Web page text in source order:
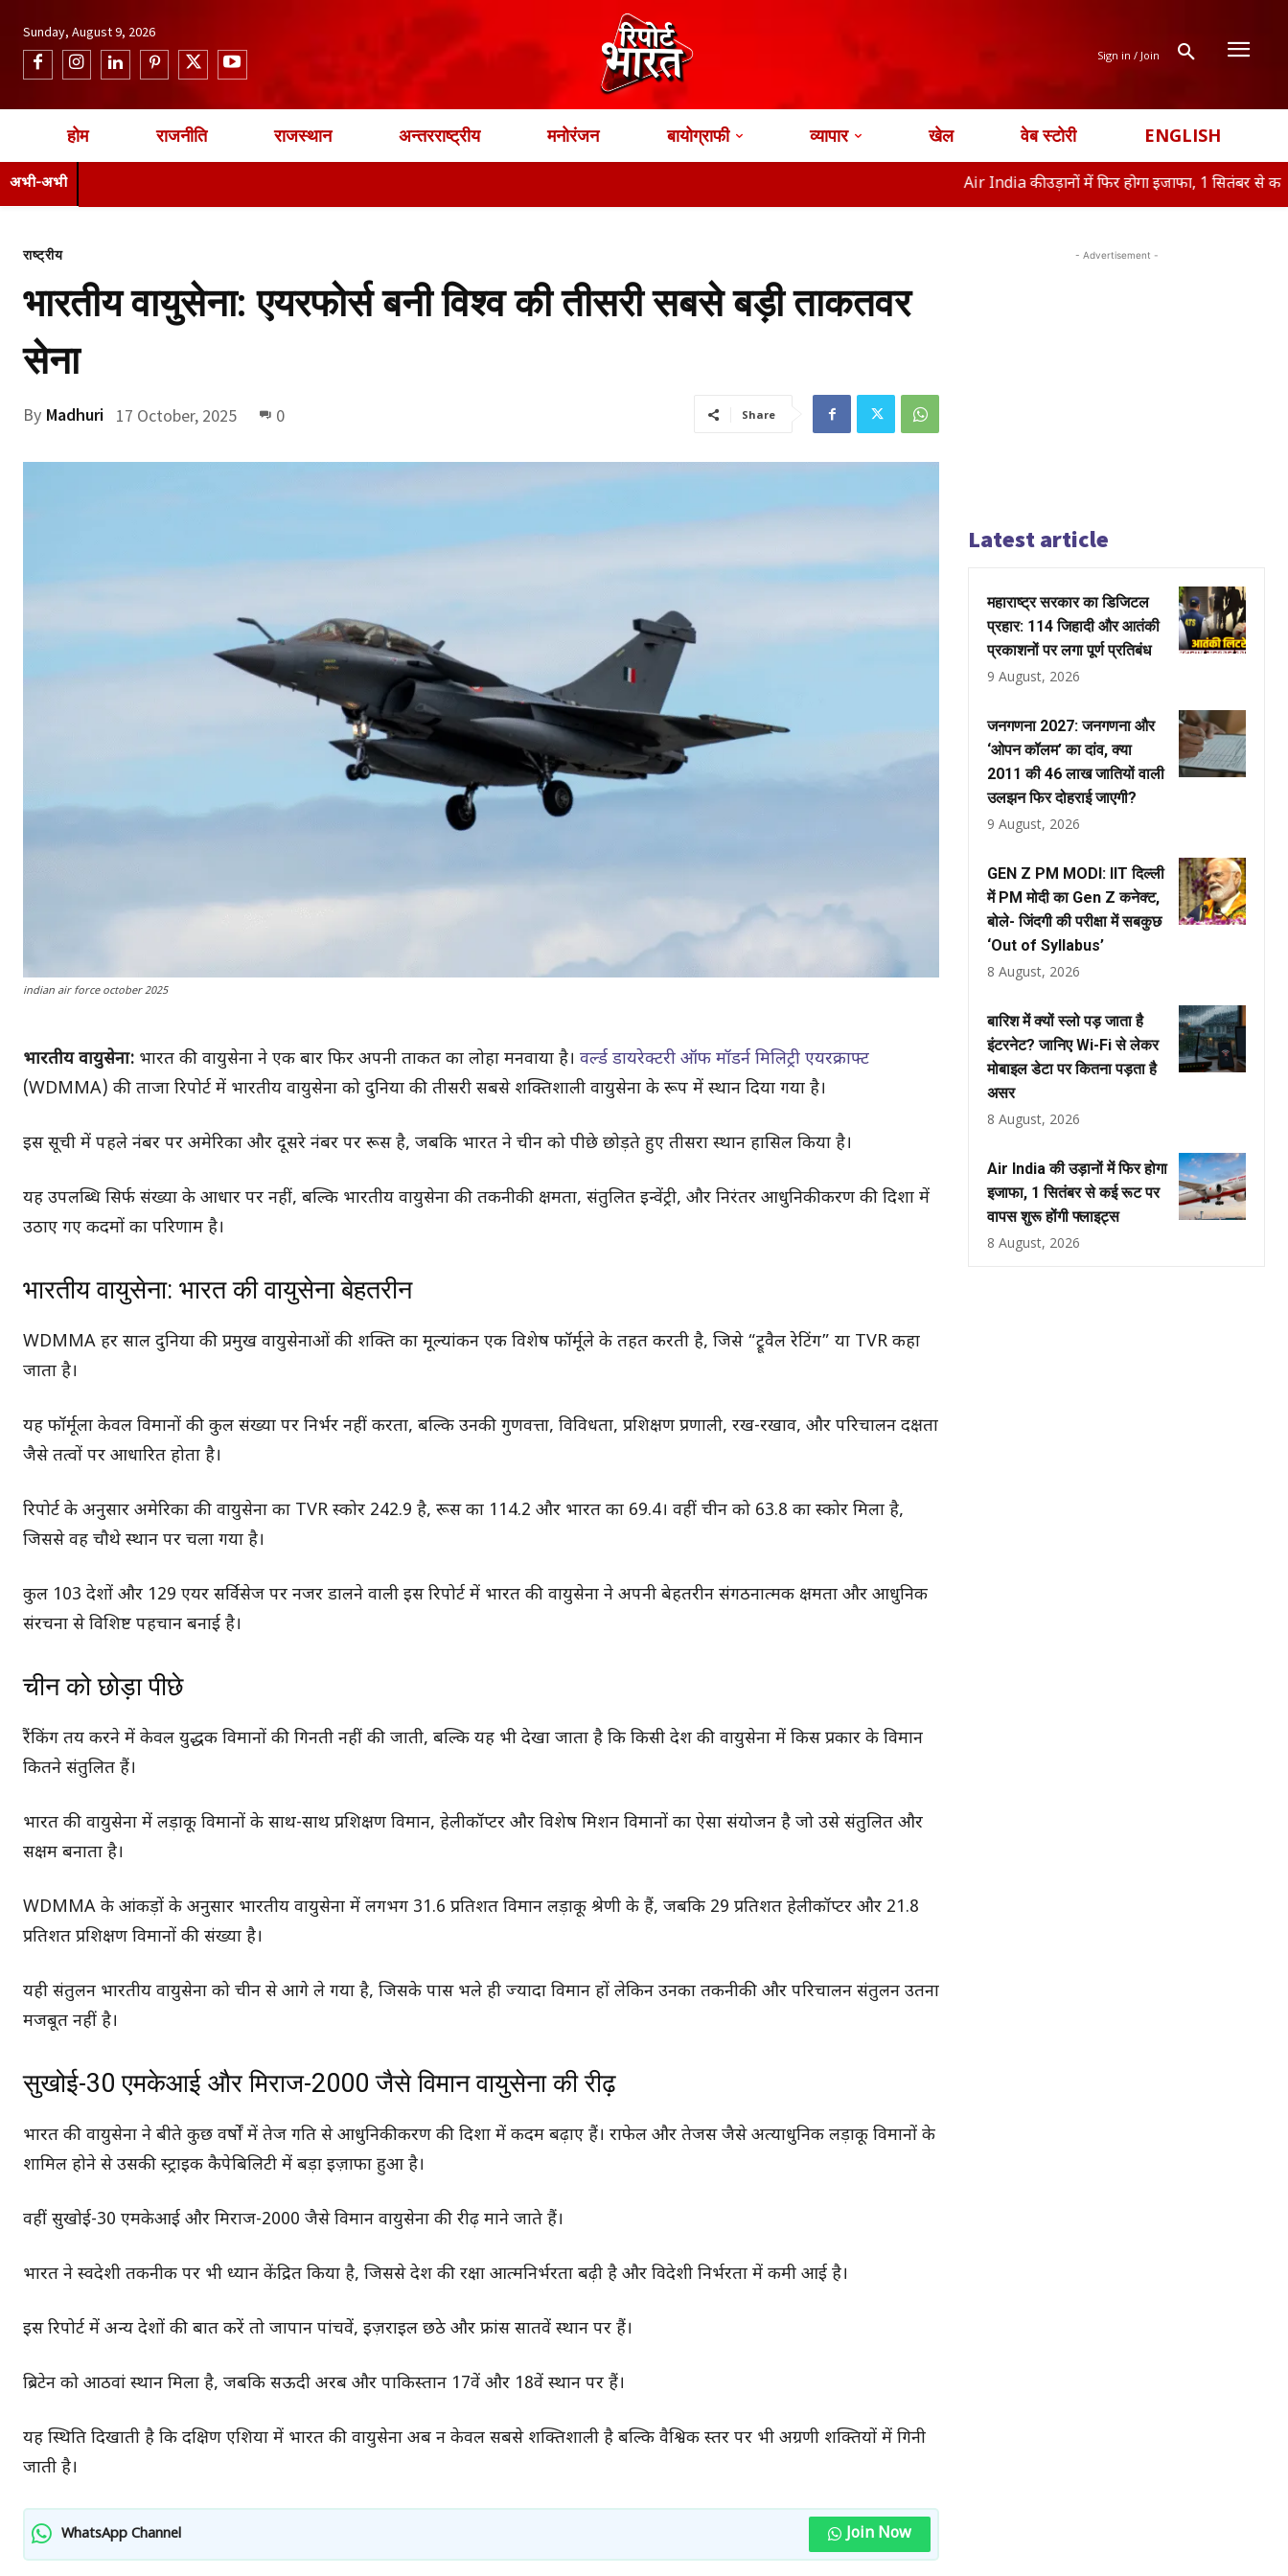
Sunday, August 9, 2026
Sign in / Join
होम राजनीति राजस्थान अन्तरराष्ट्रीय मनोरंजन बायोग्राफी व्यापार खेल वेब स्टोरी ENGLISH
अभी-अभी Air India की उड़ानों में फिर होगा इजाफा, 1 सितंबर से क ऑफिस
राष्ट्रीय
भारतीय वायुसेना: एयरफोर्स बनी विश्व की तीसरी सबसे बड़ी ताकतवर
सेना
By Madhuri 17 October, 2025 0 Share
indian air force october 2025
भारतीय वायुसेना: भारत की वायुसेना ने एक बार फिर अपनी ताकत का लोहा मनवाया है। वर्ल्ड डायरेक्टरी ऑफ मॉडर्न मिलिट्री एयरक्राफ्ट
(WDMMA) की ताजा रिपोर्ट में भारतीय वायुसेना को दुनिया की तीसरी सबसे शक्तिशाली वायुसेना के रूप में स्थान दिया गया है।
इस सूची में पहले नंबर पर अमेरिका और दूसरे नंबर पर रूस है, जबकि भारत ने चीन को पीछे छोड़ते हुए तीसरा स्थान हासिल किया है।
यह उपलब्धि सिर्फ संख्या के आधार पर नहीं, बल्कि भारतीय वायुसेना की तकनीकी क्षमता, संतुलित इन्वेंट्री, और निरंतर आधुनिकीकरण की दिशा में
उठाए गए कदमों का परिणाम है।
भारतीय वायुसेना: भारत की वायुसेना बेहतरीन
WDMMA हर साल दुनिया की प्रमुख वायुसेनाओं की शक्ति का मूल्यांकन एक विशेष फॉर्मूले के तहत करती है, जिसे “ट्रूवैल रेटिंग” या TVR कहा
जाता है।
यह फॉर्मूला केवल विमानों की कुल संख्या पर निर्भर नहीं करता, बल्कि उनकी गुणवत्ता, विविधता, प्रशिक्षण प्रणाली, रख-रखाव, और परिचालन दक्षता
जैसे तत्वों पर आधारित होता है।
रिपोर्ट के अनुसार अमेरिका की वायुसेना का TVR स्कोर 242.9 है, रूस का 114.2 और भारत का 69.4। वहीं चीन को 63.8 का स्कोर मिला है,
जिससे वह चौथे स्थान पर चला गया है।
कुल 103 देशों और 129 एयर सर्विसेज पर नजर डालने वाली इस रिपोर्ट में भारत की वायुसेना ने अपनी बेहतरीन संगठनात्मक क्षमता और आधुनिक
संरचना से विशिष्ट पहचान बनाई है।
चीन को छोड़ा पीछे
रैंकिंग तय करने में केवल युद्धक विमानों की गिनती नहीं की जाती, बल्कि यह भी देखा जाता है कि किसी देश की वायुसेना में किस प्रकार के विमान
कितने संतुलित हैं।
भारत की वायुसेना में लड़ाकू विमानों के साथ-साथ प्रशिक्षण विमान, हेलीकॉप्टर और विशेष मिशन विमानों का ऐसा संयोजन है जो उसे संतुलित और
सक्षम बनाता है।
WDMMA के आंकड़ों के अनुसार भारतीय वायुसेना में लगभग 31.6 प्रतिशत विमान लड़ाकू श्रेणी के हैं, जबकि 29 प्रतिशत हेलीकॉप्टर और 21.8
प्रतिशत प्रशिक्षण विमानों की संख्या है।
यही संतुलन भारतीय वायुसेना को चीन से आगे ले गया है, जिसके पास भले ही ज्यादा विमान हों लेकिन उनका तकनीकी और परिचालन संतुलन उतना
मजबूत नहीं है।
सुखोई-30 एमकेआई और मिराज-2000 जैसे विमान वायुसेना की रीढ़
भारत की वायुसेना ने बीते कुछ वर्षों में तेज गति से आधुनिकीकरण की दिशा में कदम बढ़ाए हैं। राफेल और तेजस जैसे अत्याधुनिक लड़ाकू विमानों के
शामिल होने से उसकी स्ट्राइक कैपेबिलिटी में बड़ा इज़ाफा हुआ है।
वहीं सुखोई-30 एमकेआई और मिराज-2000 जैसे विमान वायुसेना की रीढ़ माने जाते हैं।
भारत ने स्वदेशी तकनीक पर भी ध्यान केंद्रित किया है, जिससे देश की रक्षा आत्मनिर्भरता बढ़ी है और विदेशी निर्भरता में कमी आई है।
इस रिपोर्ट में अन्य देशों की बात करें तो जापान पांचवें, इज़राइल छठे और फ्रांस सातवें स्थान पर हैं।
ब्रिटेन को आठवां स्थान मिला है, जबकि सऊदी अरब और पाकिस्तान 17वें और 18वें स्थान पर हैं।
यह स्थिति दिखाती है कि दक्षिण एशिया में भारत की वायुसेना अब न केवल सबसे शक्तिशाली है बल्कि वैश्विक स्तर पर भी अग्रणी शक्तियों में गिनी
जाती है।
WhatsApp Channel Join Now
- Advertisement -
Latest article
महाराष्ट्र सरकार का डिजिटल
प्रहार: 114 जिहादी और आतंकी
प्रकाशनों पर लगा पूर्ण प्रतिबंध
9 August, 2026
जनगणना 2027: जनगणना और
‘ओपन कॉलम’ का दांव, क्या
2011 की 46 लाख जातियों वाली
उलझन फिर दोहराई जाएगी?
9 August, 2026
GEN Z PM MODI: IIT दिल्ली
में PM मोदी का Gen Z कनेक्ट,
बोले- जिंदगी की परीक्षा में सबकुछ
‘Out of Syllabus’
8 August, 2026
बारिश में क्यों स्लो पड़ जाता है
इंटरनेट? जानिए Wi-Fi से लेकर
मोबाइल डेटा पर कितना पड़ता है
असर
8 August, 2026
Air India की उड़ानों में फिर होगा
इजाफा, 1 सितंबर से कई रूट पर
वापस शुरू होंगी फ्लाइट्स
8 August, 2026